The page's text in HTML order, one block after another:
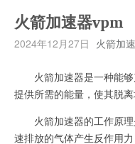
火箭加速器vpm
2024年12月27日 火箭加
火箭加速器是一种能够
提供所需的能量，使其脱
火箭加速器的工作原理
速排放的气体产生反作用力